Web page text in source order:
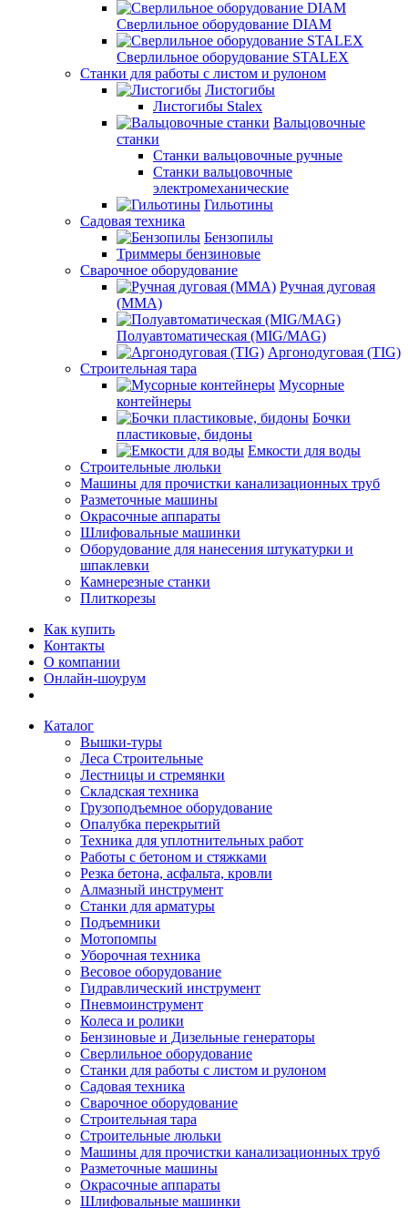
Сверлильное оборудование DIAM
Сверлильное оборудование STALEX
Станки для работы с листом и рулоном
Листогибы
Листогибы Stalex
Вальцовочные
станки
Станки вальцовочные ручные
Станки вальцовочные
электромеханические
Гильотины
Садовая техника
Бензопилы
Триммеры бензиновые
Сварочное оборудование
Ручная дуговая
(MMA)
Полуавтоматическая (MIG/MAG)
Аргонодуговая (TIG)
Строительная тара
Мусорные
контейнеры
Бочки
пластиковые, бидоны
Емкости для воды
Строительные люльки
Машины для прочистки канализационных труб
Разметочные машины
Окрасочные аппараты
Шлифовальные машинки
Оборудование для нанесения штукатурки и
шпаклевки
Камнерезные станки
Плиткорезы
Как купить
Контакты
О компании
Онлайн-шоурум
Каталог
Вышки-туры
Леса Строительные
Лестницы и стремянки
Складская техника
Грузоподъемное оборудование
Опалубка перекрытий
Техника для уплотнительных работ
Работы с бетоном и стяжками
Резка бетона, асфальта, кровли
Алмазный инструмент
Станки для арматуры
Подъемники
Мотопомпы
Уборочная техника
Весовое оборудование
Гидравлический инструмент
Пневмоинструмент
Колеса и ролики
Бензиновые и Дизельные генераторы
Сверлильное оборудование
Станки для работы с листом и рулоном
Садовая техника
Сварочное оборудование
Строительная тара
Строительные люльки
Машины для прочистки канализационных труб
Разметочные машины
Окрасочные аппараты
Шлифовальные машинки